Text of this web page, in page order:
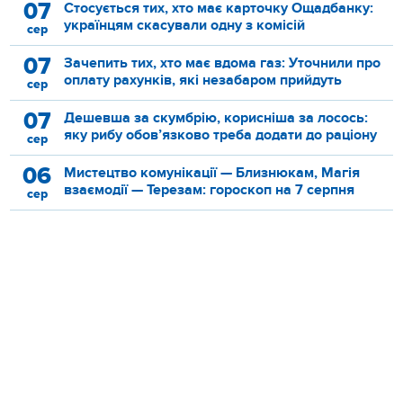
07
сер
Стосується тих, хто має карточку Ощадбанку:
українцям скасували одну з комісій
07
сер
Зачепить тих, хто має вдома газ: Уточнили про
оплату рахунків, які незабаром прийдуть
07
сер
Дешевша за скумбрію, корисніша за лосось:
яку рибу обов’язково треба додати до раціону
06
сер
Мистецтво комунікації — Близнюкам, Магія
взаємодії — Терезам: гороскоп на 7 серпня